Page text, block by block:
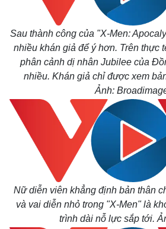
Pháp luật
Vụ án
Tin nóng
Tư vấn luật
Quân
Vũ
Việt
Phân
Sau thành công của "X-Men:
nhiều khán giả để ý hơn. Trên thực
phân cảnh dị nhân Jubilee của
nhiều. Khán giả chỉ được xem
Ảnh:
Nữ diễn viên khẳng định bản thân
và vai diễn nhỏ trong "X-Men"là
trình dài nỗ lực sắp tới.